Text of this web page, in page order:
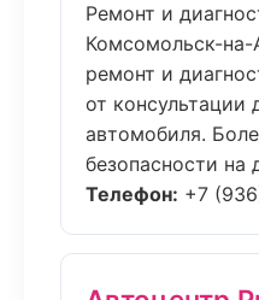
Ремонт и
Комсомольск-
ремонт и
от консультации
автомобиля.
безопасности на
Телефон: +7